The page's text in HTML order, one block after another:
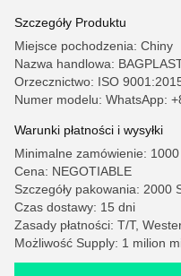
Szczegóły Produktu
Miejsce pochodzenia: Chiny
Nazwa handlowa:
Orzecznictwo: ISO
Numer modelu: WhatsApp:
Warunki płatności i wysyłki
Minimalne zamówienie: 1000
Cena: NEGOTIABLE
Szczegóły pakowania: 2000
Czas dostawy: 15 dni
Zasady płatności: T/T,
Możliwość Supply: 1 milion